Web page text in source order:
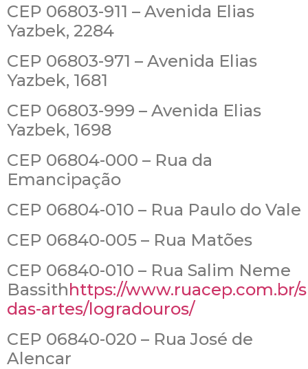
CEP 06803-911 – Avenida Elias
Yazbek, 2284
CEP 06803-971 – Avenida Elias
Yazbek, 1681
CEP 06803-999 – Avenida Elias
Yazbek, 1698
CEP 06804-000 – Rua da
Emancipação
CEP 06804-010 – Rua Paulo do Vale
CEP 06840-005 – Rua Matões
CEP 06840-010 – Rua Salim Neme
Bassithhttps://www.ruacep.com.br/
das-artes/logradouros/
CEP 06840-020 – Rua José de
Alencar